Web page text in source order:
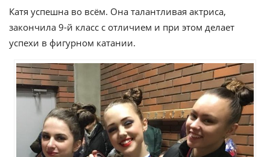
Катя успешна во всём. Она талантливая актриса,
закончила 9-й класс с отличием и при этом делает
успехи в фигурном катании.